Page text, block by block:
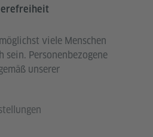
viele Menschen
sein. Personenbezogene
unserer